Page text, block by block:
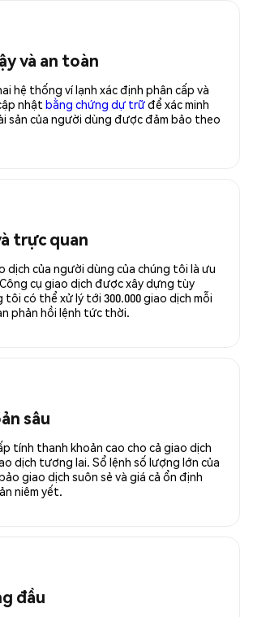
và an toàn
hệ thống ví lạnh xác định phân cấp và
nhật bằng chứng dự trữđể xác minh
sản của người dùng được đảm bảo theo
trực quan
dịch của người dùng của chúng tôi là ưu
cụ giao dịch được xây dựng tùy
tôi có thể xử lý tới 300.000 giao dịch mỗi
phản hồi lệnh tức thời.
sâu
tính thanh khoản cao cho cả giao dịch
dịch tương lai. Sổ lệnh số lượng lớn của
giao dịch suôn sẻ và giá cả ổn định
niêm yết.
đầu